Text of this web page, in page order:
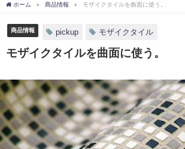
ホーム 商品情報 モザイクタイルを曲面に使う。
商品情報 pickup モザイクタイル
モザイクタイルを曲面に使う。